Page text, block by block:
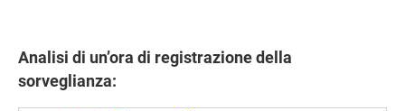
Analisi di un’ora di registrazione della
sorveglianza: